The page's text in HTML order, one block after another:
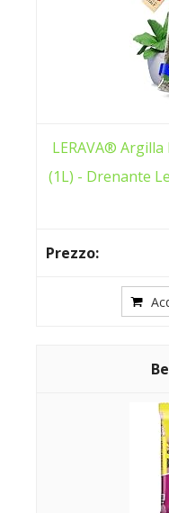
LERAVA®
(1L) - Drenante